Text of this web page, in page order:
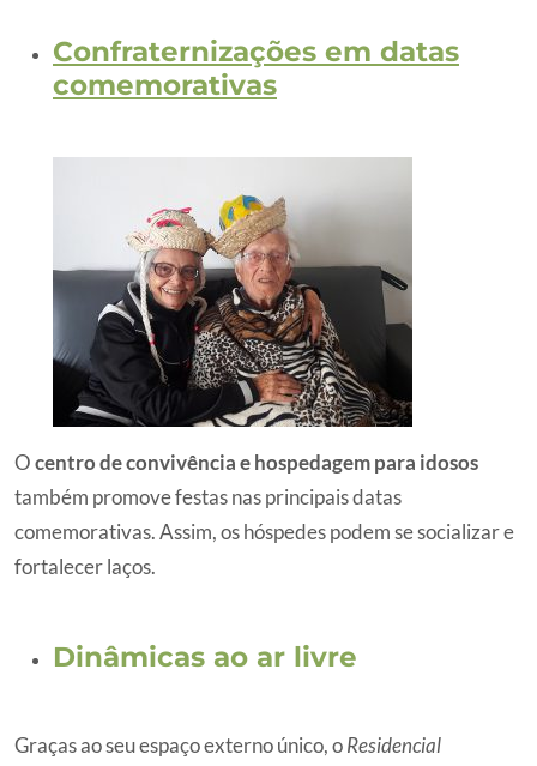
Confraternizações em datas
comemorativas
O centro de convivência e hospedagem para idosos
também promove festas nas principais datas
comemorativas. Assim, os hóspedes podem se socializar e
fortalecer laços.
Dinâmicas ao ar livre
Graças ao seu espaço externo único, o Residencial